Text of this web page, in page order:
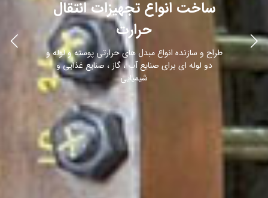
ساخت انواع تجهیزات انتقال
حرارت
طراح و سازنده انواع مبدل های حرارتی پوسته و لوله و
دو لوله ای برای صنایع آب ، گاز ، صنایع غذایی و
شیمیایی